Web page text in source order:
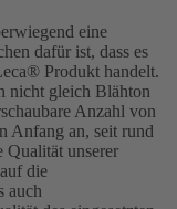
eine
dafür ist, dass es
Produkt handelt.
nicht gleich Blähton
Anzahl von
Anfang an, seit rund
Qualität unserer
die
auch